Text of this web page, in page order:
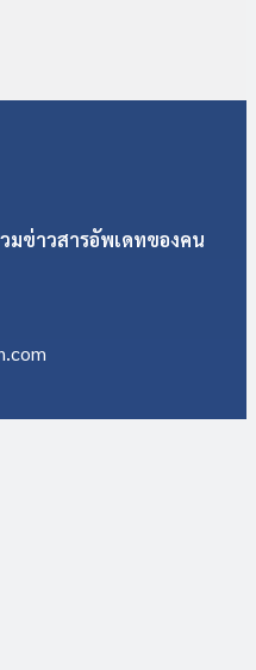
มข่าวสารอัพเดทของคน